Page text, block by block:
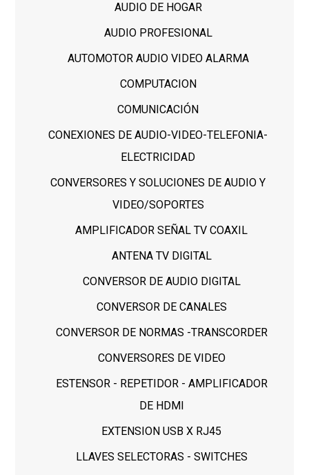
AUDIO DE HOGAR
AUDIO PROFESIONAL
AUTOMOTOR AUDIO VIDEO ALARMA
COMPUTACION
COMUNICACIÓN
CONEXIONES DE AUDIO-VIDEO-TELEFONIA-
ELECTRICIDAD
CONVERSORES Y SOLUCIONES DE AUDIO Y
VIDEO/SOPORTES
AMPLIFICADOR SEÑAL TV COAXIL
ANTENA TV DIGITAL
CONVERSOR DE AUDIO DIGITAL
CONVERSOR DE CANALES
CONVERSOR DE NORMAS -TRANSCORDER
CONVERSORES DE VIDEO
ESTENSOR - REPETIDOR - AMPLIFICADOR
DE HDMI
EXTENSION USB X RJ45
LLAVES SELECTORAS - SWITCHES